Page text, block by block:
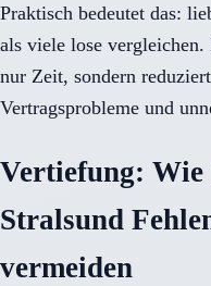
Praktisch bedeutet das:
als viele lose
nur Zeit, sondern
Vertragsprobleme und
Vertiefung:
Stralsund
vermeiden